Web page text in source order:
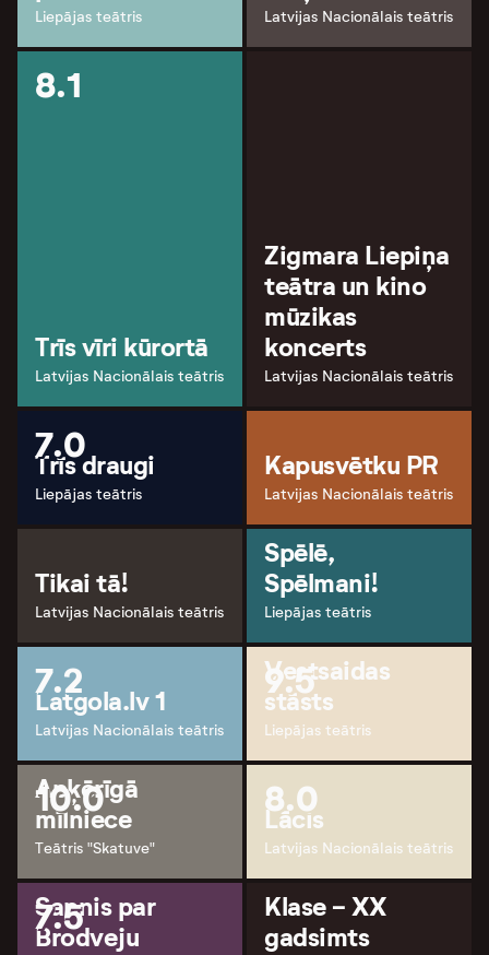
Liepājas teātris Latvijas Nacionālais teātris
8.1
Trīs vīri kūrortā
Latvijas Nacionālais teātris
Zigmara Liepiņa
teātra un kino
mūzikas
koncerts
Latvijas Nacionālais teātris
7.0
Trīs draugi
Liepājas teātris
Kapusvētku PR
Latvijas Nacionālais teātris
Tikai tā!
Latvijas Nacionālais teātris
Spēlē,
Spēlmani!
Liepājas teātris
7.2
Latgola.lv 1
Latvijas Nacionālais teātris
9.5
Vestsaidas
stāsts
Liepājas teātris
10.0
Apķērīgā
mīlniece
Teātris "Skatuve"
8.0
Lācis
Latvijas Nacionālais teātris
7.5
Sapnis par
Brodveju
Klase - XX
gadsimts